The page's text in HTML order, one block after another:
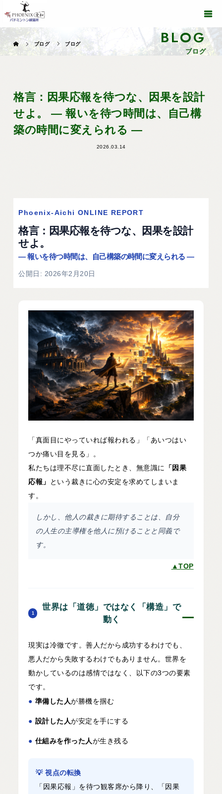
BLOG
ブログ
ブログ ブログ
格言：因果応報を待つな、因果を設計
せよ。 ― 報いを待つ時間は、自己構
築の時間に変えられる ―
2026.03.14
Phoenix-Aichi ONLINE REPORT
格言：因果応報を待つな、因果を設計
せよ。
― 報いを待つ時間は、自己構築の時間に変えられる ―
公開日: 2026年2月20日
「真面目にやっていれば報われる」「あいつはい
つか痛い目を見る」。
私たちは理不尽に直面したとき、無意識に
「因果
応報」
という裁きに心の安定を求めてしまいま
す。
しかし、他人の裁きに期待することは、自分
の人生の主導権を他人に預けることと同義で
す。
▲TOP
1
世界は「道徳」ではなく「構造」で
動く
現実は冷徹です。善人だから成功するわけでも、
悪人だから失敗するわけでもありません。世界を
動かしているのは感情ではなく、以下の3つの要素
です。
● 準備した人が勝機を掴む
● 設計した人が安定を手にする
● 仕組みを作った人が生き残る
💡 視点の転換
「因果応報」を待つ観客席から降り、「因果